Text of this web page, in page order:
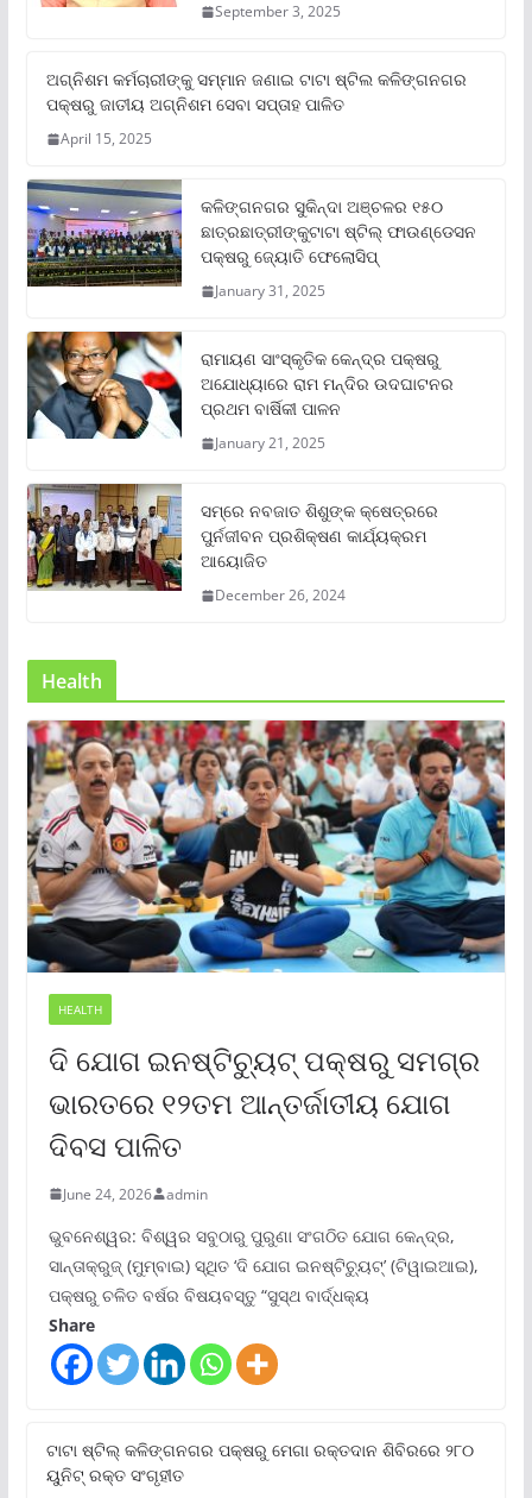
September 3, 2025
ଅଗ୍ନିଶମ କର୍ମଚାରୀଙ୍କୁ ସମ୍ମାନ ଜଣାଇ ଟାଟା ଷ୍ଟିଲ କଳିଙ୍ଗନଗର
ପକ୍ଷରୁ ଜାତୀୟ ଅଗ୍ନିଶମ ସେବା ସପ୍ତାହ ପାଳିତ
April 15, 2025
କଳିଙ୍ଗନଗର ସୁକିନ୍ଦା ଅଞ୍ଚଳର ୧୫୦
ଛାତ୍ରଛାତ୍ରୀଙ୍କୁଟାଟା ଷ୍ଟିଲ୍ ଫାଉଣ୍ଡେସନ
ପକ୍ଷରୁ ଜ୍ୟୋତି ଫେଲୋସିପ୍‌
January 31, 2025
ରାମାୟଣ ସାଂସ୍କୃତିକ କେନ୍ଦ୍ର ପକ୍ଷରୁ
ଅଯୋଧ୍ୟାରେ ରାମ ମନ୍ଦିର ଉଦଘାଟନର
ପ୍ରଥମ ବାର୍ଷିକୀ ପାଳନ
January 21, 2025
ସମ୍‌ରେ ନବଜାତ ଶିଶୁଙ୍କ କ୍ଷେତ୍ରରେ
ପୁର୍ନଜୀବନ ପ୍ରଶିକ୍ଷଣ କାର୍ଯ୍ୟକ୍ରମ
ଆୟୋଜିତ
December 26, 2024
Health
HEALTH
ଦି ଯୋଗ ଇନଷ୍ଟିଚ୍ୟୁଟ୍ ପକ୍ଷରୁ ସମଗ୍ର
ଭାରତରେ ୧୨ତମ ଆନ୍ତର୍ଜାତୀୟ ଯୋଗ
ଦିବସ ପାଳିତ
June 24, 2026 admin
ଭୁବନେଶ୍ୱର: ବିଶ୍ୱର ସବୁଠାରୁ ପୁରୁଣା ସଂଗଠିତ ଯୋଗ କେନ୍ଦ୍ର,
ସାନ୍ତାକ୍ରୁଜ୍ (ମୁମ୍ବାଇ) ସ୍ଥିତ ‘ଦି ଯୋଗ ଇନଷ୍ଟିଚ୍ୟୁଟ୍‌’ (ଟିୱାଇଆଇ),
ପକ୍ଷରୁ ଚଳିତ ବର୍ଷର ବିଷୟବସ୍ତୁ “ସୁସ୍ଥ ବାର୍ଦ୍ଧକ୍ୟ
Share
ଟାଟା ଷ୍ଟିଲ୍‌ କଳିଙ୍ଗନଗର ପକ୍ଷରୁ ମେଗା ରକ୍ତଦାନ ଶିବିରରେ ୨୮୦
ୟୁନିଟ୍‌ ରକ୍ତ ସଂଗୃହୀତ